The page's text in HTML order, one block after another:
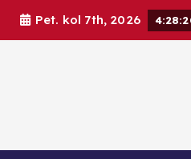
Pet. kol 7th, 2026